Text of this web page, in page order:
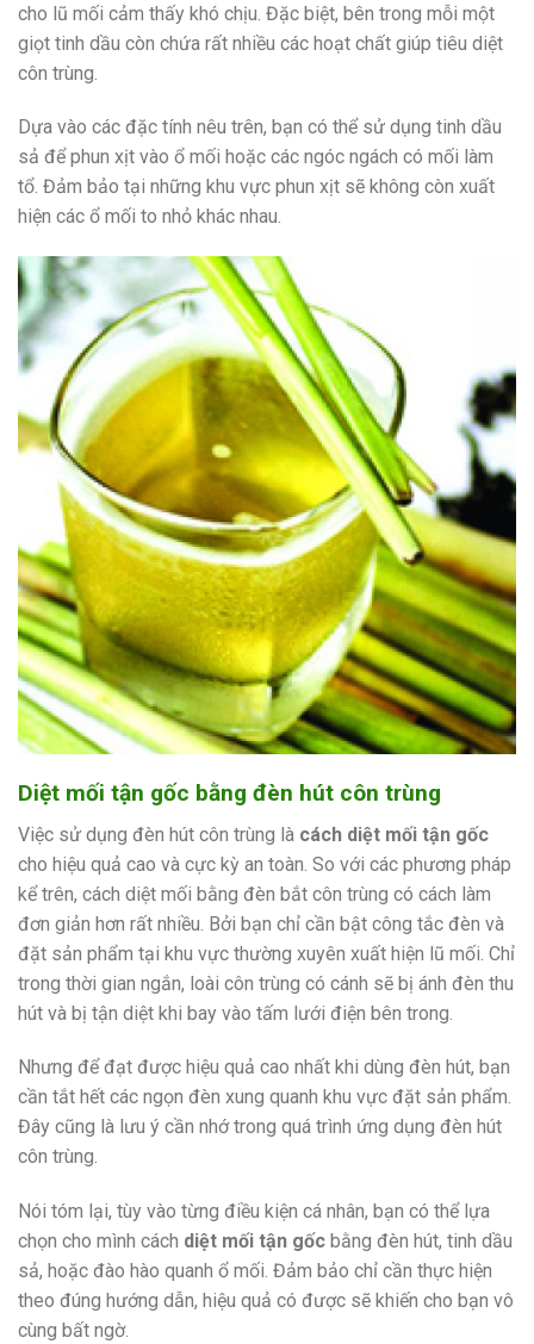
cho lũ mối cảm thấy khó chịu. Đặc biệt, bên trong mỗi một
giọt tinh dầu còn chứa rất nhiều các hoạt chất giúp tiêu diệt
côn trùng.
Dựa vào các đặc tính nêu trên, bạn có thể sử dụng tinh dầu
sả để phun xịt vào ổ mối hoặc các ngóc ngách có mối làm
tổ. Đảm bảo tại những khu vực phun xịt sẽ không còn xuất
hiện các ổ mối to nhỏ khác nhau.
Diệt mối tận gốc bằng đèn hút côn trùng
Việc sử dụng đèn hút côn trùng là cách diệt mối tận gốc
cho hiệu quả cao và cực kỳ an toàn. So với các phương pháp
kể trên, cách diệt mối bằng đèn bắt côn trùng có cách làm
đơn giản hơn rất nhiều. Bởi bạn chỉ cần bật công tắc đèn và
đặt sản phẩm tại khu vực thường xuyên xuất hiện lũ mối. Chỉ
trong thời gian ngắn, loài côn trùng có cánh sẽ bị ánh đèn thu
hút và bị tận diệt khi bay vào tấm lưới điện bên trong.
Nhưng để đạt được hiệu quả cao nhất khi dùng đèn hút, bạn
cần tắt hết các ngọn đèn xung quanh khu vực đặt sản phẩm.
Đây cũng là lưu ý cần nhớ trong quá trình ứng dụng đèn hút
côn trùng.
Nói tóm lại, tùy vào từng điều kiện cá nhân, bạn có thể lựa
chọn cho mình cách diệt mối tận gốc bằng đèn hút, tinh dầu
sả, hoặc đào hào quanh ổ mối. Đảm bảo chỉ cần thực hiện
theo đúng hướng dẫn, hiệu quả có được sẽ khiến cho bạn vô
cùng bất ngờ.